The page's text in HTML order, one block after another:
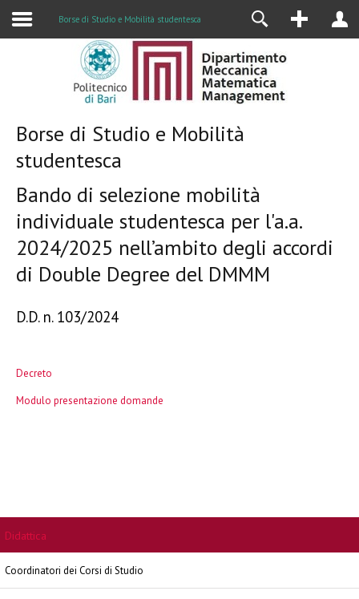
Borse di Studio e Mobilità studentesca
Borse di Studio e Mobilità
studentesca
Bando di selezione mobilità
individuale studentesca per l'a.a.
2024/2025 nell’ambito degli accordi
di Double Degree del DMMM
D.D. n. 103/2024
Decreto
Modulo presentazione domande
Didattica
Coordinatori dei Corsi di Studio